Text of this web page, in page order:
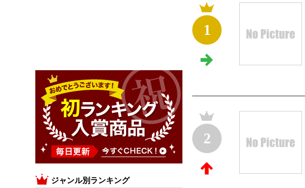
1
2
ジャンル別ランキング